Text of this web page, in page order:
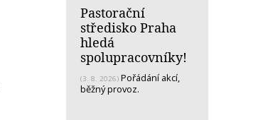
Pastorační
středisko Praha
hledá
spolupracovníky!
(3. 8. 2026) Pořádání akcí,
běžný provoz.